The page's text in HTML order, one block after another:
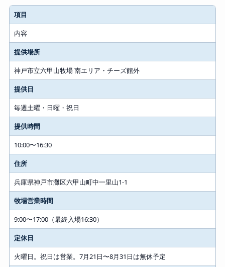
項目
内容
提供場所
神戸市立六甲山牧場 南エリア・チーズ館外
提供日
毎週土曜・日曜・祝日
提供時間
10:00〜16:30
住所
兵庫県神戸市灘区六甲山町中一里山1-1
牧場営業時間
9:00〜17:00（最終入場16:30）
定休日
火曜日。祝日は営業。7月21日〜8月31日は無休予定